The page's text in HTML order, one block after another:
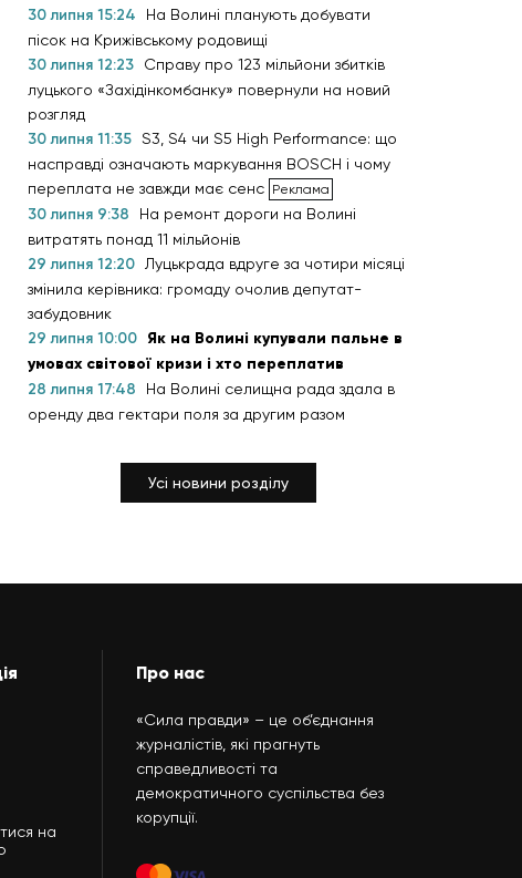
30 липня 15:24
На Волині планують добувати
пісок на Крижівському родовищі
30 липня 12:23
Справу про 123 мільйони збитків
луцького «Західінкомбанку» повернули на новий
розгляд
30 липня 11:35 S3, S4 чи S5 High Performance: що
насправді означають маркування BOSCH і чому
переплата не завжди має сенс
30 липня 9:38
На ремонт дороги на Волині
витратять понад 11 мільйонів
29 липня 12:20
Луцькрада вдруге за чотири місяці
змінила керівника: громаду очолив депутат-
забудовник
29 липня 10:00 Як на Волині купували пальне в
умовах світової кризи і хто переплатив
28 липня 17:48
На Волині селищна рада здала в
оренду два гектари поля за другим разом
Усі новини розділу
на
Про нас
«Сила правди» – це об’єднання
журналістів, які прагнуть
справедливості та
демократичного суспільства без
корупції.